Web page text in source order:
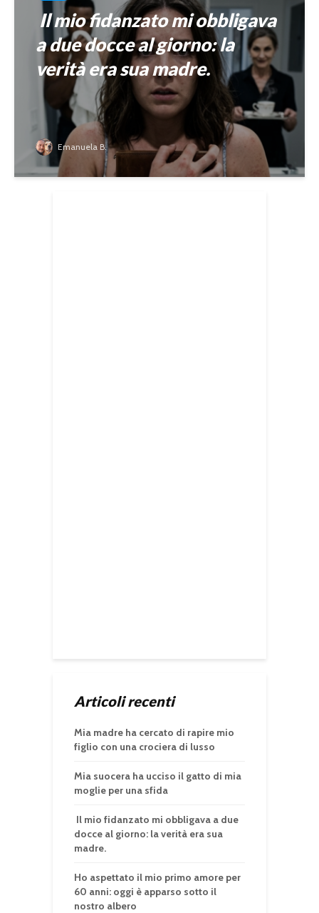
Il mio fidanzato mi obbligava
a due docce al giorno: la
verità era sua madre.
Emanuela B.
Articoli recenti
Mia madre ha cercato di rapire mio
figlio con una crociera di lusso
Mia suocera ha ucciso il gatto di mia
moglie per una sfida
Il mio fidanzato mi obbligava a due
docce al giorno: la verità era sua
madre.
Ho aspettato il mio primo amore per
60 anni: oggi è apparso sotto il
nostro albero